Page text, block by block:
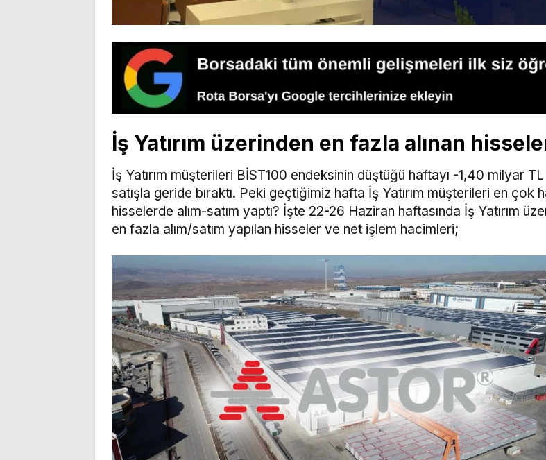
İş Yatırım üzerinden en fazla alınan
İş Yatırım müşterileri BİST100 endeksinin düştüğü haftayı -1,40 milyar
satışla geride bıraktı. Peki geçtiğimiz hafta İş Yatırım müşterileri en çok
hisselerde alım-satım yaptı? İşte 22-26 Haziran haftasında İş Yatırım
en fazla alım/satım yapılan hisseler ve net işlem hacimleri;